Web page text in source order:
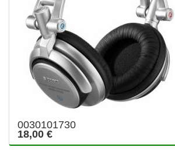
0030101730
18,00 €